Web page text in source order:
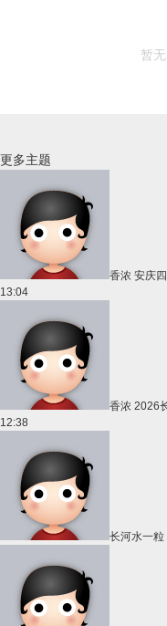
暂
更多主题
香浓 安庆
13:04
香浓 2026
12:38
长河水一粒